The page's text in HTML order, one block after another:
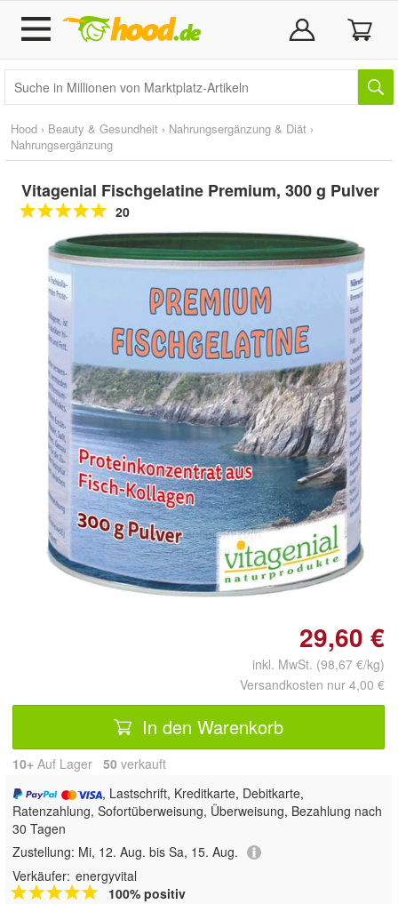
Hood › Beauty & Gesundheit › Nahrungsergänzung & Diät ›
Nahrungsergänzung
Vitagenial Fischgelatine Premium, 300 g Pulver
20
Doppelt antippen zum
vergrößern
29,60 €
inkl. MwSt. (98,67 €/kg)
Versandkosten nur 4,00 €
In den Warenkorb
10+ Auf Lager 50 verkauft
, Lastschrift, Kreditkarte, Debitkarte,
Ratenzahlung, Sofortüberweisung, Überweisung, Bezahlung nach
30 Tagen
Zustellung: Mi, 12. Aug. bis Sa, 15. Aug.
Verkäufer: energyvital
100% positiv